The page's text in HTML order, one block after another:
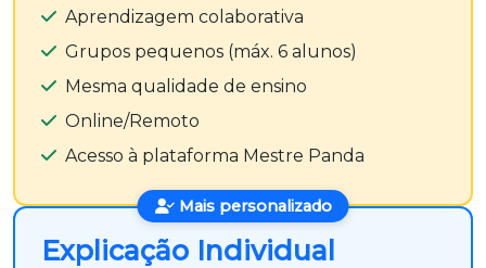
Aprendizagem colaborativa
Grupos pequenos (máx. 6 alunos)
Mesma qualidade de ensino
Online/Remoto
Acesso à plataforma Mestre Panda
Mais personalizado
Explicação Individual